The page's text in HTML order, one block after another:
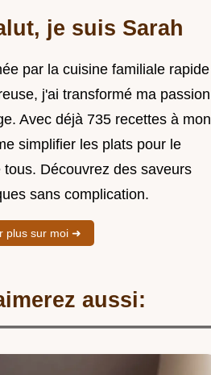
je suis Sarah
par la cuisine familiale rapide
j'ai transformé ma passion
Avec déjà 735 recettes à mon
simplifier les plats pour le
tous. Découvrez des saveurs
sans complication.
plus sur moi ➜
aussi: